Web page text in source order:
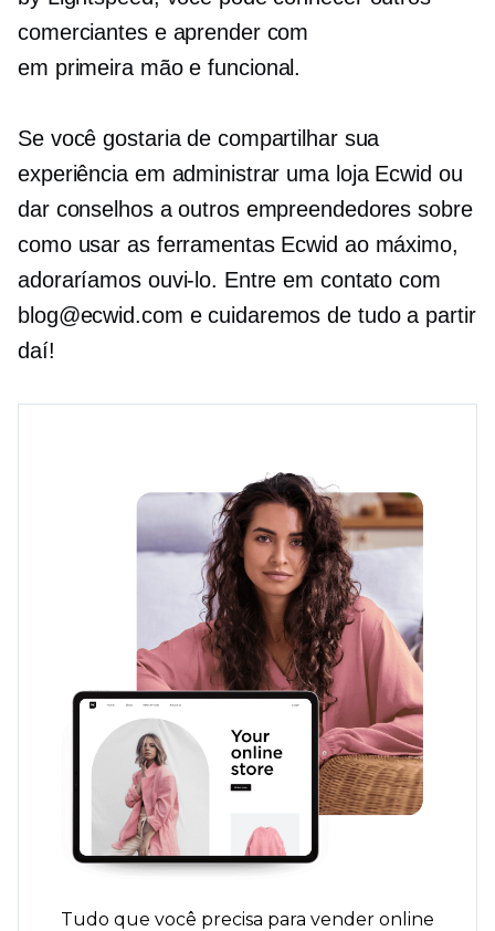
comerciantes e aprender com
em primeira mãoe funcional.
Se você gostaria de compartilhar sua
experiência em administrar uma loja Ecwid ou
dar conselhos a outros empreendedores sobre
como usar as ferramentas Ecwid ao máximo,
adoraríamos ouvi-lo. Entre em contato com
blog@ecwid.com e cuidaremos de tudo a partir
daí!
Tudo que você precisa para vender online